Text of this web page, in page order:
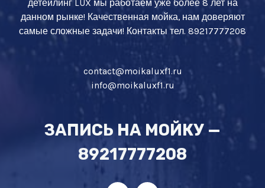
детейлинг LUX мы работаем уже более 8 лет на
данном рынке! Качественная мойка, нам доверяют
самые сложные задачи! Контакты тел. 89217777208
contact@moikaluxf1.ru
info@moikaluxf1.ru
ЗАПИСЬ НА МОЙКУ —
89217777208